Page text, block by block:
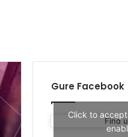
Gure Facebook
Find
Click to